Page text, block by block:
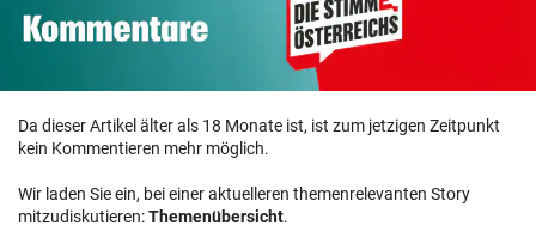
Da dieser Artikel älter als 18 Monate ist, ist zum jetzigen Zeitpunkt
kein Kommentieren mehr möglich.
Wir laden Sie ein, bei einer aktuelleren themenrelevanten Story
mitzudiskutieren:Themenübersicht.